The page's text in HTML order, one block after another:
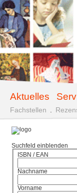
Aktuelles
Fachstellen
Suchfeld einblenden
ISBN / EAN
Nachname
Vorname